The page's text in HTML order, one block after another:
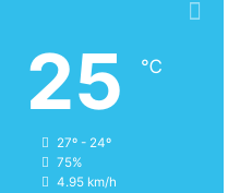
25 ℃
27º - 24º
75%
4.95 km/h